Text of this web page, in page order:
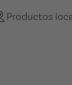
Productos